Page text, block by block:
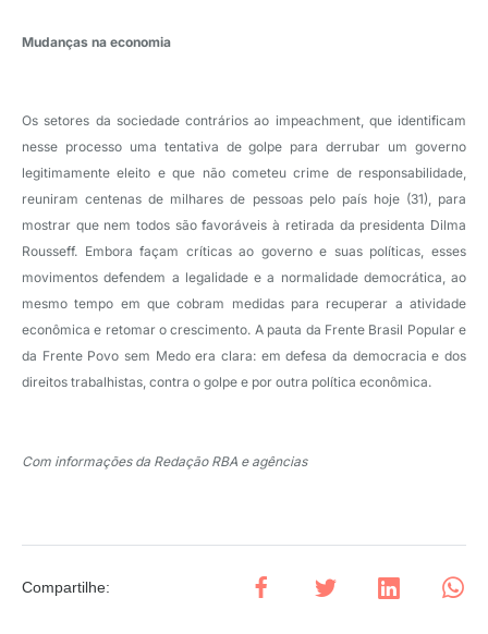
Mudanças na economia
Os setores da sociedade contrários ao impeachment, que identificam
nesse processo uma tentativa de golpe para derrubar um governo
legitimamente eleito e que não cometeu crime de responsabilidade,
reuniram centenas de milhares de pessoas pelo país hoje (31), para
mostrar que nem todos são favoráveis à retirada da presidenta Dilma
Rousseff. Embora façam críticas ao governo e suas políticas, esses
movimentos defendem a legalidade e a normalidade democrática, ao
mesmo tempo em que cobram medidas para recuperar a atividade
econômica e retomar o crescimento. A pauta da Frente Brasil Popular e
da Frente Povo sem Medo era clara: em defesa da democracia e dos
direitos trabalhistas, contra o golpe e por outra política econômica.
Com informações da Redação RBA e agências
Compartilhe: